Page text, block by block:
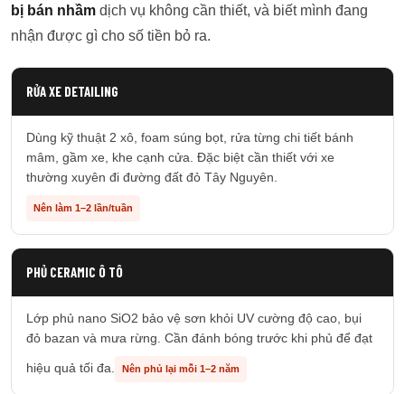
bị bán nhầm dịch vụ không cần thiết, và biết mình đang
nhận được gì cho số tiền bỏ ra.
RỬA XE DETAILING
Dùng kỹ thuật 2 xô, foam súng bọt, rửa từng chi tiết bánh
mâm, gầm xe, khe cạnh cửa. Đặc biệt cần thiết với xe
thường xuyên đi đường đất đỏ Tây Nguyên.
Nên làm 1–2 lần/tuần
PHỦ CERAMIC Ô TÔ
Lớp phủ nano SiO2 bảo vệ sơn khỏi UV cường độ cao, bụi
đỏ bazan và mưa rừng. Cần đánh bóng trước khi phủ để đạt
hiệu quả tối đa. Nên phủ lại mỗi 1–2 năm